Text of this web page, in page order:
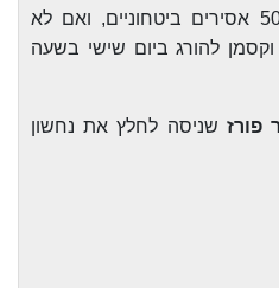
ועוד 500 אסירים ביטחוניים, ואם לא
להורג ביום שישי בשעה
פורז שניסה לחלץ את נחשון